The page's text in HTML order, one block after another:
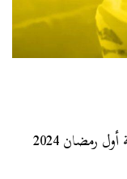
منذ صدور إعلان لأحد المنتجعات السياحية أول رمضان 2024